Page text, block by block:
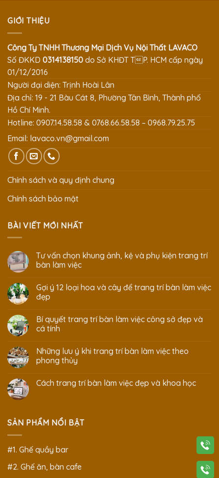
GIỚI THIỆU
Công Ty TNHH Thương Mại Dịch Vụ Nội Thất LAVACO
Số ĐKKD 0314138150 do Sở KHĐT TP. HCM cấp ngày
01/12/2016
Người đại diện: Trịnh Hoài Lân
Địa chỉ: 19 - 21 Bàu Cát 8, Phường Tân Bình, Thành phố
Hồ Chí Minh.
Hotline: 0907.14.58.58 & 0768.66.58.58 – 0968.79.25.75
Email: lavaco.vn@gmail.com
Chính sách và quy định chung
Chính sách bảo mật
BÀI VIẾT MỚI NHẤT
Tư vấn chọn khung ảnh, kệ và phụ kiện trang trí
bàn làm việc
Gợi ý 12 loại hoa và cây để trang trí bàn làm việc
đẹp
Bí quyết trang trí bàn làm việc công sở đẹp và
cá tính
Những lưu ý khi trang trí bàn làm việc theo
phong thủy
Cách trang trí bàn làm việc đẹp và khoa học
SẢN PHẨM NỔI BẬT
#1. Ghế quầy bar
#2. Ghế ăn, bàn cafe